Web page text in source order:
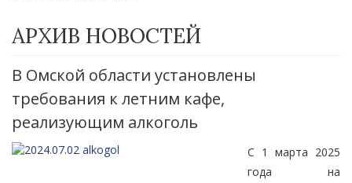
АРХИВ НОВОСТЕЙ
В Омской области установлены
требования к летним кафе,
реализующим алкоголь
С 1 марта 2025
года на